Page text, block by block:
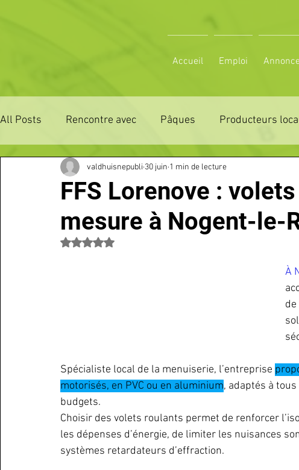
Accueil Emploi
All Posts Rencontre avec Pâques Producteurs
ZONE DE DISTRIBUTION 28 ZONE DE DISTRIBUTION 61
3 JOURS LA FERTE COMICE AGRICOLE POLE CULTUREL
FFS Lorenove :
mesure à Nogent-le-
valdhuisnepubli 30 juin 1 min de lecture
Noté NaN étoiles sur 5.
À
Spécialiste local de la menuiserie, l’entreprise
motorisés, en PVC ou en aluminium, adaptés à
budgets.
Choisir des volets roulants permet de renforcer
les dépenses d’énergie, de limiter les nuisances
systèmes retardateurs d’effraction.